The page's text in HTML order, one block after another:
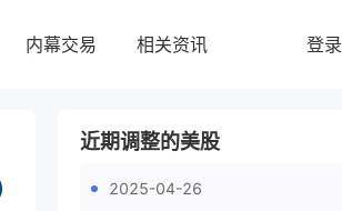
内幕交易 相关资讯 登录
近期调整的美股
2025-04-26